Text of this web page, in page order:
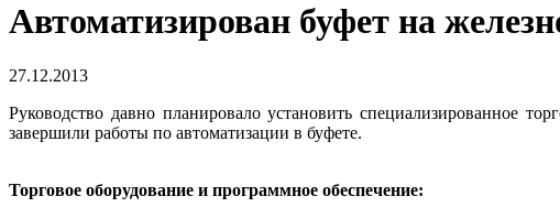
Автоматизирован буфет на
27.12.2013
Руководство давно планировало установить специализированное
завершили работы по автоматизации в буфете.
Торговое оборудование и программное обеспечение: